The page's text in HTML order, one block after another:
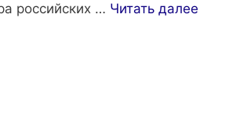
российских … Читать далее